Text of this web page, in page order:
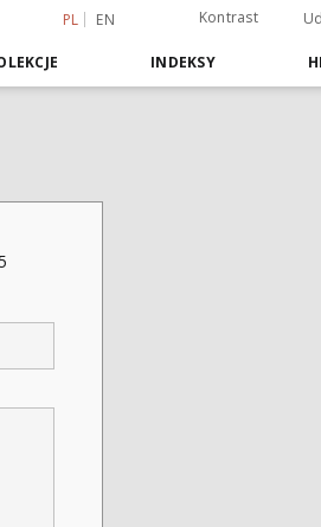
PL EN Kontrast
INDEKSY